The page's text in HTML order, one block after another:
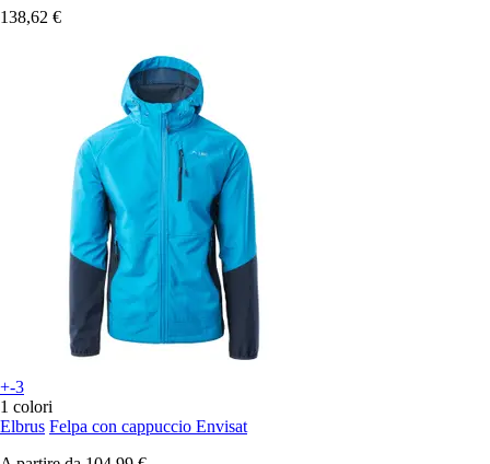
138,62 €
+-3
1 colori
Elbrus Felpa con cappuccio Envisat